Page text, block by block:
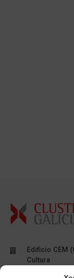
Edificio CEM
Cultura